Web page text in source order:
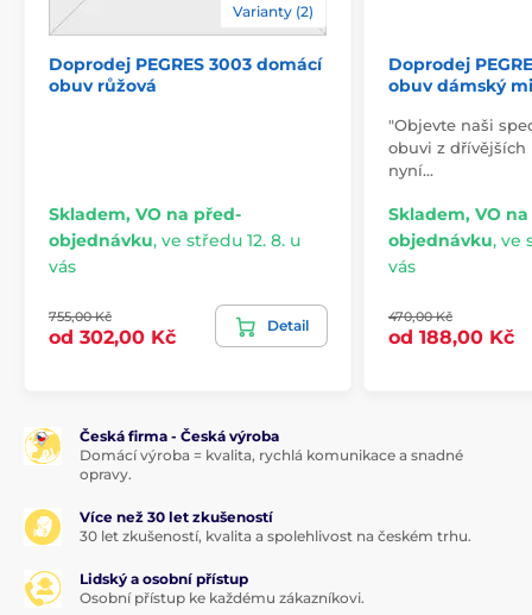
Varianty (2)
Doprodej PEGRES 3003 domácí
obuv růžová
Skladem, VO na před-
objednávku, ve středu 12. 8. u
vás
755,00 Kč
od 302,00 Kč
Detail
Doprodej
obuv dámský
"Objevte naši
obuvi z dřívějších
nyní…
Skladem, VO
objednávku, ve
vás
470,00 Kč
od 188,00 Kč
Česká firma - Česká výroba
Domácí výroba = kvalita, rychlá komunikace a snadné
opravy.
Více než 30 let zkušeností
30 let zkušeností, kvalita a spolehlivost na českém trhu.
Lidský a osobní přístup
Osobní přístup ke každému zákazníkovi.